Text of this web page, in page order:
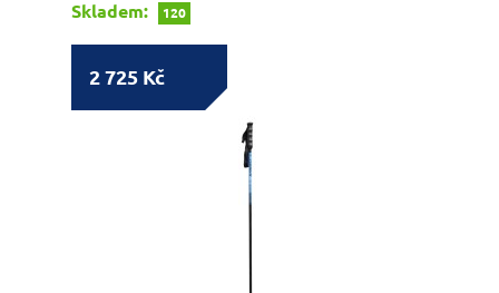
Skladem:
120
2 725 Kč